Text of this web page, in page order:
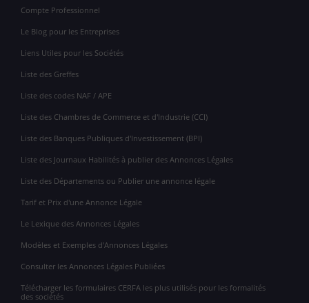
Compte Professionnel
Le Blog pour les Entreprises
Liens Utiles pour les Sociétés
Liste des Greffes
Liste des codes NAF / APE
Liste des Chambres de Commerce et d'Industrie (CCI)
Liste des Banques Publiques d'Investissement (BPI)
Liste des Journaux Habilités à publier des Annonces Légales
Liste des Départements ou Publier une annonce légale
Tarif et Prix d'une Annonce Légale
Le Lexique des Annonces Légales
Modèles et Exemples d'Annonces Légales
Consulter les Annonces Légales Publiées
Télécharger les formulaires CERFA les plus utilisés pour les formalités
des sociétés